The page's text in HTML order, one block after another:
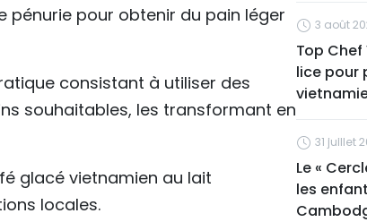
pénurie pour obtenir du pain léger
consistant à utiliser des
souhaitables, les transformant en
glacé vietnamien au lait
locales.
3 août
Top Chef
lice pour
31 juillet
Le «
les